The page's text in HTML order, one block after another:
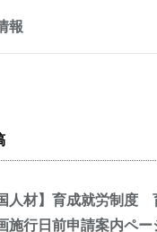
報
国人材】育成就労制度
施行日前申請案内ペー